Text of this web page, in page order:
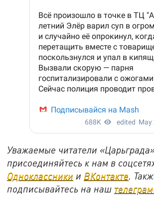
Уважаемые читатели
присоединяйтесь к нам в
Одноклассники и ВКонтакте.
подписывайтесь на наш